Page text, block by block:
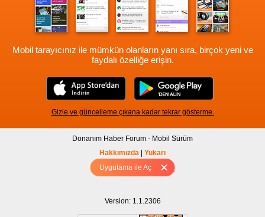
Uygulama ile Aç
Mobil tarayıcınız ile mümkün olanların yanı sıra, birçok yeni ve
faydalı özelliğe erişin.
Gizle ve güncelleme çıkana kadar tekrar gösterme.
Donanım Haber Forum - Mobil Sürüm
Hakkımızda
Yukarı
Tam sürüm için Tıklayınız
Version: 1.1.2306